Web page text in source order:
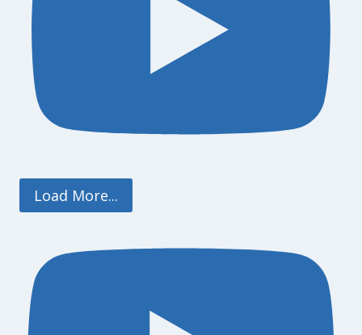
Load More...